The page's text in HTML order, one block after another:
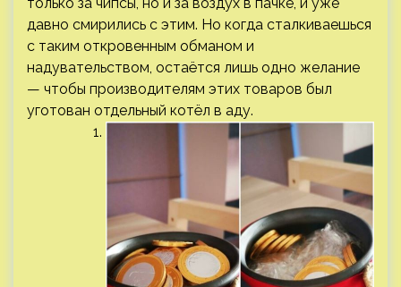
давно смирились с этим. Но когда сталкиваешься
с таким откровенным обманом и
надувательством, остаётся лишь одно желание
— чтобы производителям этих товаров был
уготован отдельный котёл в аду.